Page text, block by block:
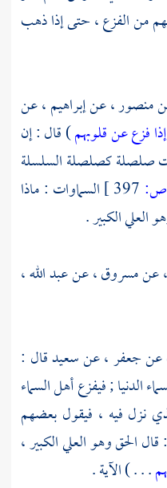
من الفزع ، حتى إذا ذهب
منصور ،عنإبراهيم ،عن
فزع عن قلوبهم) قال : إن
صلصلة كصلصلة السلسلة
ص:
السماوات : ماذا
العلي الكبير .
عنمسروق ،عنعبد الله ،
عنجعفر ،عن سعيد قال :
الدنيا ; فيفزع أهل السماء
نزل فيه ، فيقول بعضهم
الحق وهو العلي الكبير ،
. . . ) الآية .